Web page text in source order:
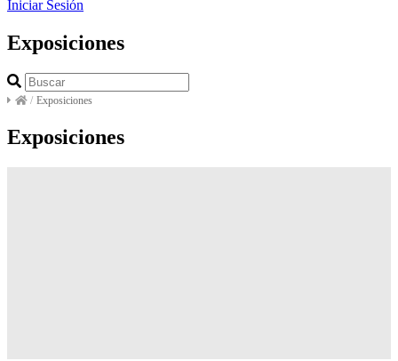
Iniciar Sesión
Exposiciones
/ Exposiciones
Exposiciones